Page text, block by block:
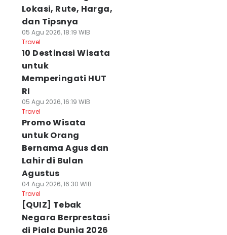
Lokasi, Rute, Harga,
dan Tipsnya
05 Agu 2026, 18:19 WIB
Travel
10 Destinasi Wisata
untuk
Memperingati HUT
RI
05 Agu 2026, 16:19 WIB
Travel
Promo Wisata
untuk Orang
Bernama Agus dan
Lahir di Bulan
Agustus
04 Agu 2026, 16:30 WIB
Travel
[QUIZ] Tebak
Negara Berprestasi
di Piala Dunia 2026